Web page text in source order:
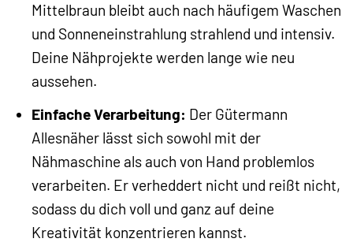
Mittelbraun bleibt auch nach häufigem Waschen
und Sonneneinstrahlung strahlend und intensiv.
Deine Nähprojekte werden lange wie neu
aussehen.
Einfache Verarbeitung: Der Gütermann
Allesnäher lässt sich sowohl mit der
Nähmaschine als auch von Hand problemlos
verarbeiten. Er verheddert nicht und reißt nicht,
sodass du dich voll und ganz auf deine
Kreativität konzentrieren kannst.